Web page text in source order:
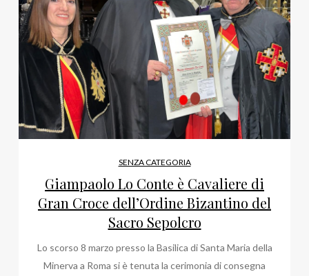
SENZA CATEGORIA
Giampaolo Lo Conte è Cavaliere di
Gran Croce dell’Ordine Bizantino del
Sacro Sepolcro
Lo scorso 8 marzo presso la Basilica di Santa Maria della
Minerva a Roma si è tenuta la cerimonia di consegna